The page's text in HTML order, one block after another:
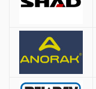
Μέγεθος
Αθήνα:2.90€
Αντικαταβολή: +
Δωρεάν